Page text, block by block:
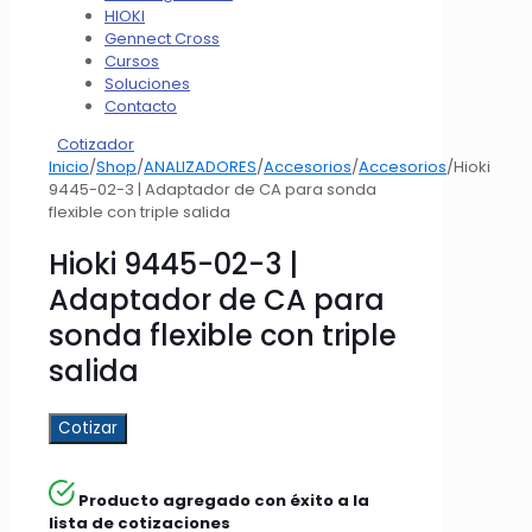
HIOKI
Gennect Cross
Cursos
Soluciones
Contacto
Cotizador
Inicio/Shop/ANALIZADORES/Accesorios/Accesorios/Hioki
9445-02-3 | Adaptador de CA para sonda
flexible con triple salida
Hioki 9445-02-3 |
Adaptador de CA para
sonda flexible con triple
salida
Cotizar
Producto agregado con éxito a la
lista de cotizaciones